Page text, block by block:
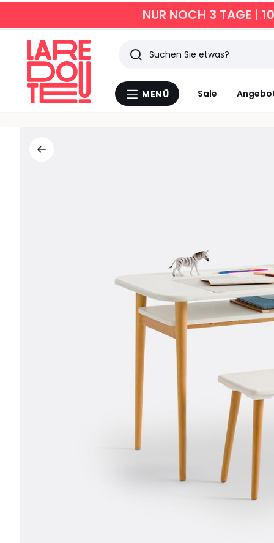
NUR NOCH 3 TAGE |
Menü
MENÜ Sale
Suchen
Zuletzt
angesehen